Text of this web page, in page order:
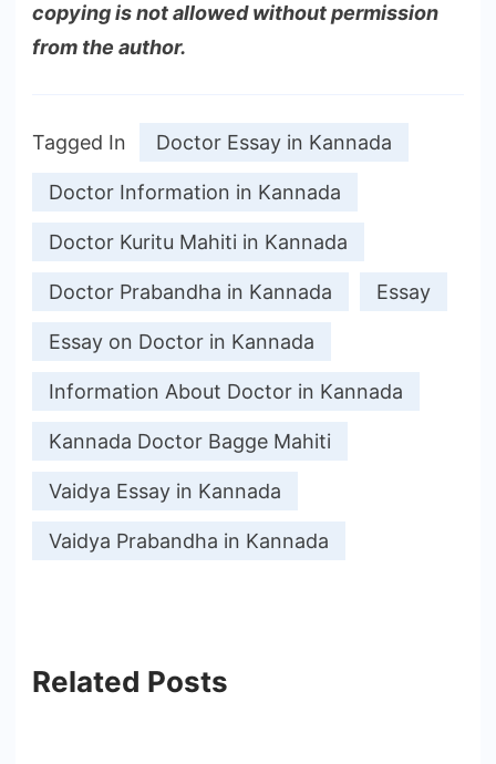
copying is not allowed without permission
from the author.
Tagged In Doctor Essay in Kannada
Doctor Information in Kannada
Doctor Kuritu Mahiti in Kannada
Doctor Prabandha in Kannada Essay
Essay on Doctor in Kannada
Information About Doctor in Kannada
Kannada Doctor Bagge Mahiti
Vaidya Essay in Kannada
Vaidya Prabandha in Kannada
Related Posts